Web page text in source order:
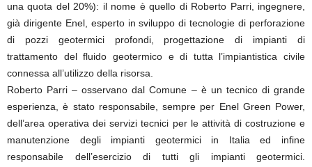
una quota del 20%): il nome è quello di Roberto Parri, ingegnere,
già dirigente Enel, esperto in sviluppo di tecnologie di perforazione
di pozzi geotermici profondi, progettazione di impianti di
trattamento del fluido geotermico e di tutta l’impiantistica civile
connessa all’utilizzo della risorsa.
Roberto Parri – osservano dal Comune – è un tecnico di grande
esperienza, è stato responsabile, sempre per Enel Green Power,
dell’area operativa dei servizi tecnici per le attività di costruzione e
manutenzione degli impianti geotermici in Italia ed infine
responsabile dell’esercizio di tutti gli impianti geotermici.